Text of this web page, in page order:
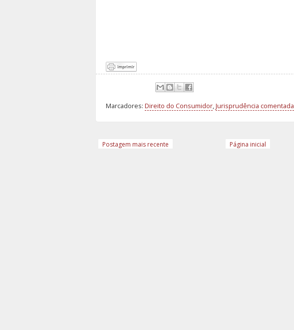
Marcadores: Direito do Consumidor,Jurisprudência comentada
Postagem mais recente Página inicial